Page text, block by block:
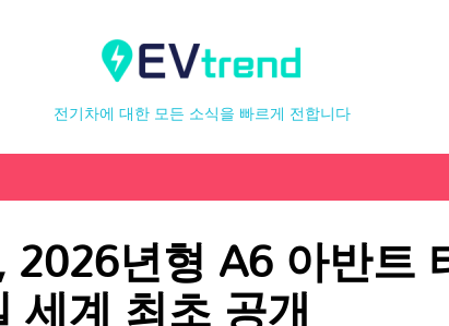
전기차에 대한 모든 소식을 빠르게 전합니다
2026년형 A6 아반